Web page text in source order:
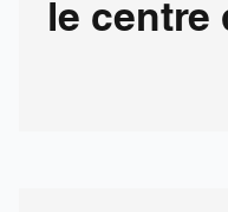
le centre